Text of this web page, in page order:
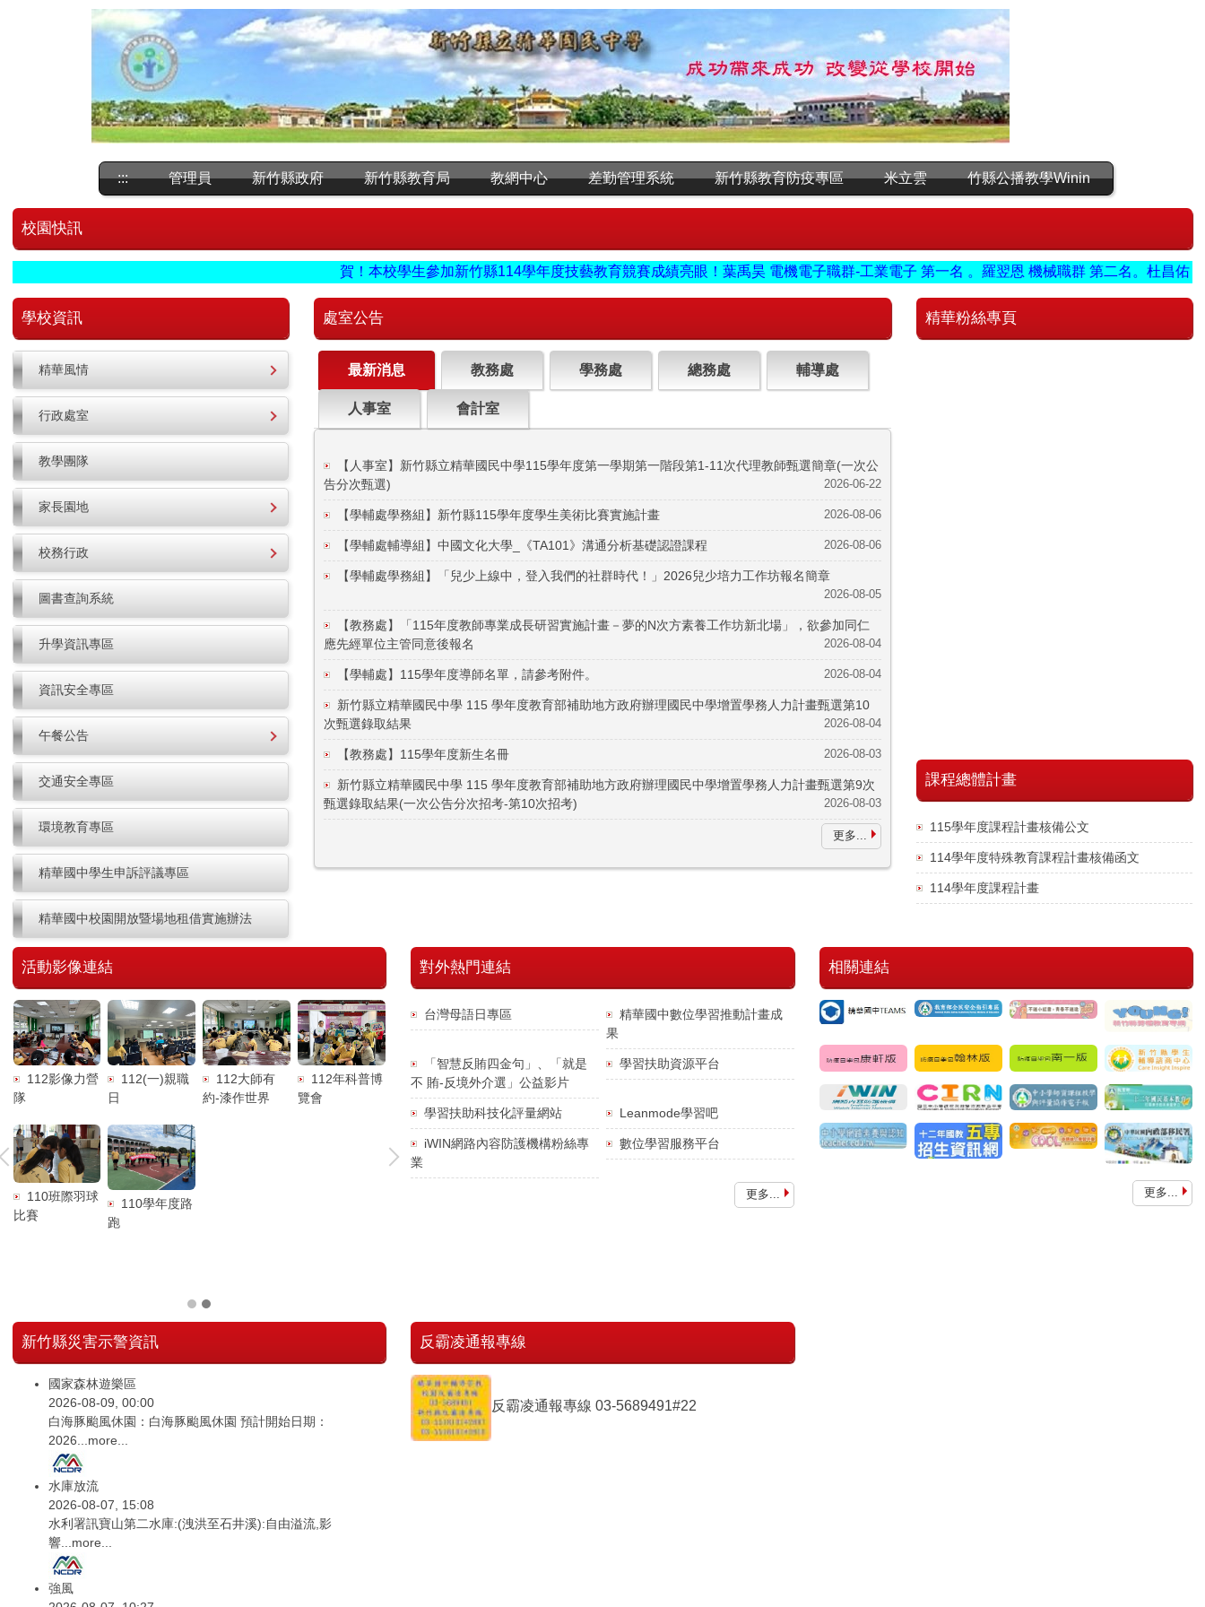
::: 管理員 新竹縣政府 新竹縣教育局 教網中心 差勤管理系統 新竹縣教育防疫專區 米立雲 竹縣公播教學Winin
校園快訊
賀！本校學生參加新竹縣114學年度技藝教育競賽成績亮眼！葉禹昊 電機電子職群-工業電子 第一名 。羅翌恩 機械職群 第二名。杜昌佑
學校資訊
精華風情
行政處室
教學團隊
家長園地
校務行政
圖書查詢系統
升學資訊專區
資訊安全專區
午餐公告
交通安全專區
環境教育專區
精華國中學生申訴評議專區
精華國中校園開放暨場地租借實施辦法
處室公告
最新消息 教務處 學務處 總務處 輔導處
人事室 會計室
【人事室】新竹縣立精華國民中學115學年度第一學期第一階段第1-11次代理教師甄選簡章(一次公
告分次甄選)
2026-06-22
【學輔處學務組】新竹縣115學年度學生美術比賽實施計畫 2026-08-06
【學輔處輔導組】中國文化大學_《TA101》溝通分析基礎認證課程 2026-08-06
【學輔處學務組】「兒少上線中，登入我們的社群時代！」2026兒少培力工作坊報名簡章
2026-08-05
【教務處】「115年度教師專業成長研習實施計畫－夢的N次方素養工作坊新北場」，欲參加同仁
應先經單位主管同意後報名
2026-08-04
【學輔處】115學年度導師名單，請參考附件。 2026-08-04
新竹縣立精華國民中學 115 學年度教育部補助地方政府辦理國民中學增置學務人力計畫甄選第10
次甄選錄取結果
2026-08-04
【教務處】115學年度新生名冊 2026-08-03
新竹縣立精華國民中學 115 學年度教育部補助地方政府辦理國民中學增置學務人力計畫甄選第9次
甄選錄取結果(一次公告分次招考-第10次招考)
2026-08-03
更多...
精華粉絲專頁
課程總體計畫
115學年度課程計畫核備公文
114學年度特殊教育課程計畫核備函文
114學年度課程計畫
活動影像連結
112影像力營
隊
112(一)親職
日
112大師有
約-漆作世界
112年科普博
覽會
110班際羽球
比賽
110學年度路
跑
精華國中49
週年校慶運動
大會
精華國中第
48屆畢業典禮
精華國中48
週年校慶
113科普博
1120823藍
112影像力營
日
約-漆作世界
覽會
110班際羽球
對外熱門連結
台灣母語日專區
精華國中數位學習推動計畫成
果
「智慧反賄四金句」、「就是
不 賄-反境外介選」公益影片
學習扶助資源平台
學習扶助科技化評量網站 Leanmode學習吧
iWIN網路內容防護機構粉絲專
業
數位學習服務平台
更多...
相關連結
更多...
新竹縣災害示警資訊
國家森林遊樂區
2026-08-09, 00:00
白海豚颱風休園：白海豚颱風休園 預計開始日期：
2026... more...
水庫放流
2026-08-07, 15:08
水利署訊寶山第二水庫:(洩洪至石井溪):自由溢流,影
響... more...
強風
反霸凌通報專線
反霸凌通報專線 03-5689491#22